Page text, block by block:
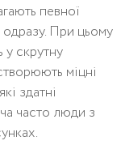
певної
одразу. При цьому
у скрутну
міцні
здатні
часто люди з